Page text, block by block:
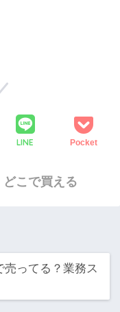
LINE Pocket
こで買える
ってる？業務ス